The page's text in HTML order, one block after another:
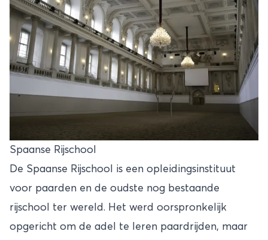
Spaanse Rijschool
De Spaanse Rijschool is een opleidingsinstituut
voor paarden en de oudste nog bestaande
rijschool ter wereld. Het werd oorspronkelijk
opgericht om de adel te leren paardrijden, maar